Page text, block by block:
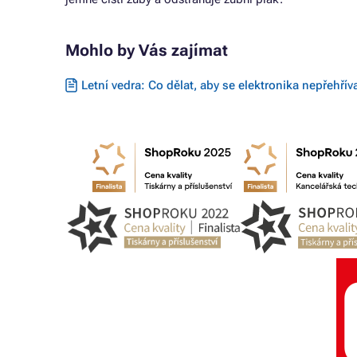
Mohlo by Vás zajímat
Letní vedra: Co dělat, aby se elektronika